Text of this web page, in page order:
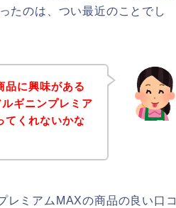
たのは、つい最近のことでし
品に興味がある
ギニンプレミア
てくれないかな
レミアムMAXの商品の良い口コ